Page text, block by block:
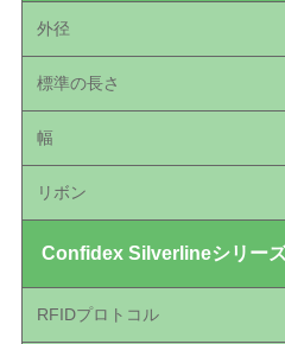
外径
標準の長さ
幅
リボン
Confidex Silverlineシリー
RFIDプロトコル